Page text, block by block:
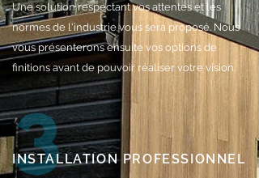
Une solution respectant vos attentes et les
normes de l'industrie vous sera proposé. Nous
vous présenterons ensuite vos options de
finitions avant de pouvoir réaliser votre vision.
INSTALLATION PROFESSIONNEL